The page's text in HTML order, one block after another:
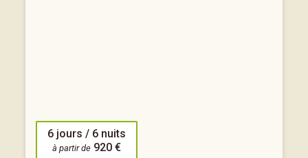
6 jours / 6 nuits
à partir de 920 €